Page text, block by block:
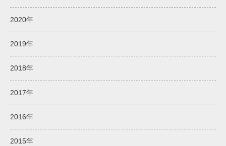
2020年
2019年
2018年
2017年
2016年
2015年